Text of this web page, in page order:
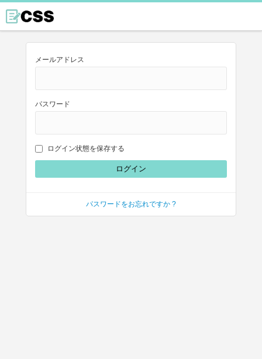
メールアドレス
パスワード
ログイン状態を保存する
パスワードをお忘れですか ?